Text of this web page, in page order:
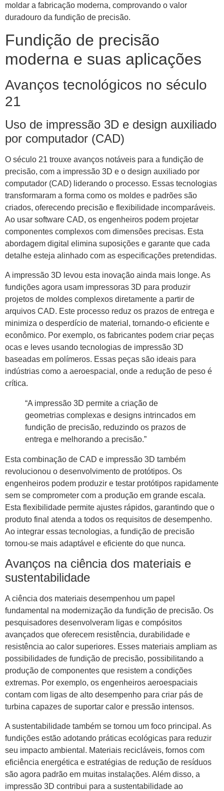
moldar a fabricação moderna, comprovando o valor
duradouro da fundição de precisão.
Fundição de precisão
moderna e suas aplicações
Avanços tecnológicos no século
21
Uso de impressão 3D e design auxiliado
por computador (CAD)
O século 21 trouxe avanços notáveis ​​para a fundição de
precisão, com a impressão 3D e o design auxiliado por
computador (CAD) liderando o processo. Essas tecnologias
transformaram a forma como os moldes e padrões são
criados, oferecendo precisão e flexibilidade incomparáveis.
Ao usar software CAD, os engenheiros podem projetar
componentes complexos com dimensões precisas. Esta
abordagem digital elimina suposições e garante que cada
detalhe esteja alinhado com as especificações pretendidas.
A impressão 3D levou esta inovação ainda mais longe. As
fundições agora usam impressoras 3D para produzir
projetos de moldes complexos diretamente a partir de
arquivos CAD. Este processo reduz os prazos de entrega e
minimiza o desperdício de material, tornando-o eficiente e
econômico. Por exemplo, os fabricantes podem criar peças
ocas e leves usando tecnologias de impressão 3D
baseadas em polímeros. Essas peças são ideais para
indústrias como a aeroespacial, onde a redução de peso é
crítica.
“A impressão 3D permite a criação de
geometrias complexas e designs intrincados em
fundição de precisão, reduzindo os prazos de
entrega e melhorando a precisão.”
Esta combinação de CAD e impressão 3D também
revolucionou o desenvolvimento de protótipos. Os
engenheiros podem produzir e testar protótipos rapidamente
sem se comprometer com a produção em grande escala.
Esta flexibilidade permite ajustes rápidos, garantindo que o
produto final atenda a todos os requisitos de desempenho.
Ao integrar essas tecnologias, a fundição de precisão
tornou-se mais adaptável e eficiente do que nunca.
Avanços na ciência dos materiais e
sustentabilidade
A ciência dos materiais desempenhou um papel
fundamental na modernização da fundição de precisão. Os
pesquisadores desenvolveram ligas e compósitos
avançados que oferecem resistência, durabilidade e
resistência ao calor superiores. Esses materiais ampliam as
possibilidades de fundição de precisão, possibilitando a
produção de componentes que resistem a condições
extremas. Por exemplo, os engenheiros aeroespaciais
contam com ligas de alto desempenho para criar pás de
turbina capazes de suportar calor e pressão intensos.
A sustentabilidade também se tornou um foco principal. As
fundições estão adotando práticas ecológicas para reduzir
seu impacto ambiental. Materiais recicláveis, fornos com
eficiência energética e estratégias de redução de resíduos
são agora padrão em muitas instalações. Além disso, a
impressão 3D contribui para a sustentabilidade ao